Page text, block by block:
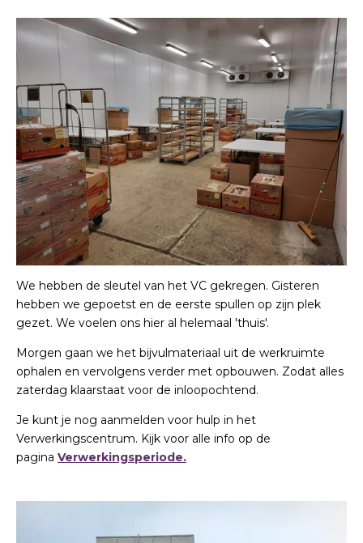
We hebben de sleutel van het VC gekregen. Gisteren
hebben we gepoetst en de eerste spullen op zijn plek
gezet. We voelen ons hier al helemaal 'thuis'.
Morgen gaan we het bijvulmateriaal uit de werkruimte
ophalen en vervolgens verder met opbouwen. Zodat alles
zaterdag klaarstaat voor de inloopochtend.
Je kunt je nog aanmelden voor hulp in het
Verwerkingscentrum. Kijk voor alle info op de
pagina Verwerkingsperiode.